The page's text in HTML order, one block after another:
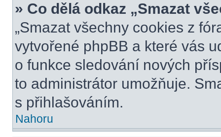
» Co dělá odkaz „Smazat
„Smazat všechny cookies z
vytvořené phpBB a které vás
o funkce sledování nových
to administrátor umožňuje.
s přihlašováním.
Nahoru